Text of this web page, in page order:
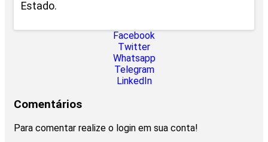
Estado.
Facebook
Twitter
Whatsapp
Telegram
LinkedIn
Comentários
Para comentar realize o login em sua conta!